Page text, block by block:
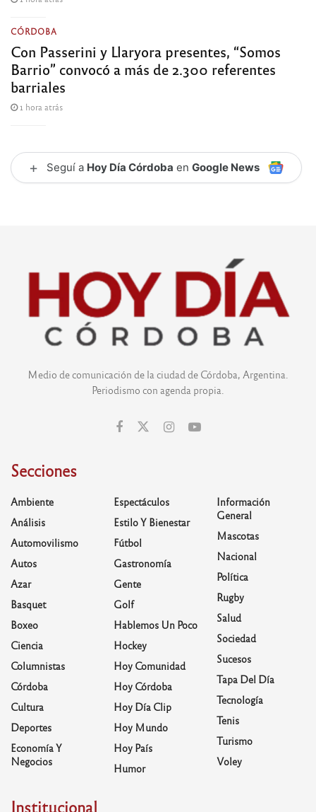
CÓRDOBA
Con Passerini y Llaryora presentes, “Somos
Barrio” convocó a más de 2.300 referentes
barriales
1 hora atrás
+ Seguí a Hoy Día Córdoba en Google News
Medio de comunicación de la ciudad de Córdoba, Argentina.
Periodismo con agenda propia.
Secciones
Ambiente
Análisis
Automovilismo
Autos
Azar
Basquet
Boxeo
Ciencia
Columnistas
Córdoba
Cultura
Deportes
Economía Y
Negocios
Espectáculos
Estilo Y Bienestar
Fútbol
Gastronomía
Gente
Golf
Hablemos Un Poco
Hockey
Hoy Comunidad
Hoy Córdoba
Hoy Día Clip
Hoy Mundo
Hoy País
Humor
Información
General
Mascotas
Nacional
Política
Rugby
Salud
Sociedad
Sucesos
Tapa Del Día
Tecnología
Tenis
Turismo
Voley
Institucional